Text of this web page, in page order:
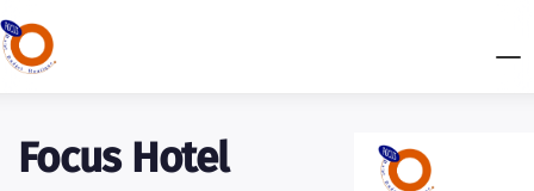
Focus Hotel